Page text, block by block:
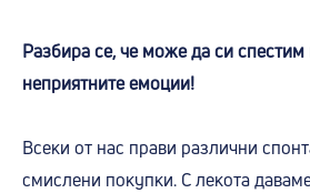
Разбира се, че може да си спестим
неприятните емоции!
Всеки от нас прави различни
смислени покупки. С лекота